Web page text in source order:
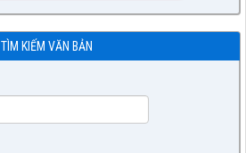
TÌM KIẾM VĂN BẢN